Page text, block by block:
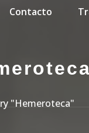
Contacto
"Hemeroteca"